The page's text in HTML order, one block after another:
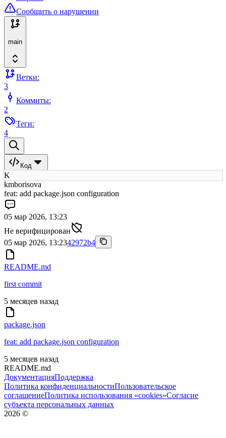
Сообщить о нарушении
main
Ветки:
3
Коммиты:
2
Теги:
4
Код
K
kmborisova
feat: add package.json configuration
05 мар 2026, 13:23
Не верифицирован
05 мар 2026, 13:2342972b4
README.md
first commit
5 месяцев назад
package.json
feat: add package.json configuration
5 месяцев назад
README.md
ДокументацияПоддержка
Политика конфиденциальностиПользовательское
соглашениеПолитика использования «cookies»Согласие
субъекта персональных данных
2026 ©